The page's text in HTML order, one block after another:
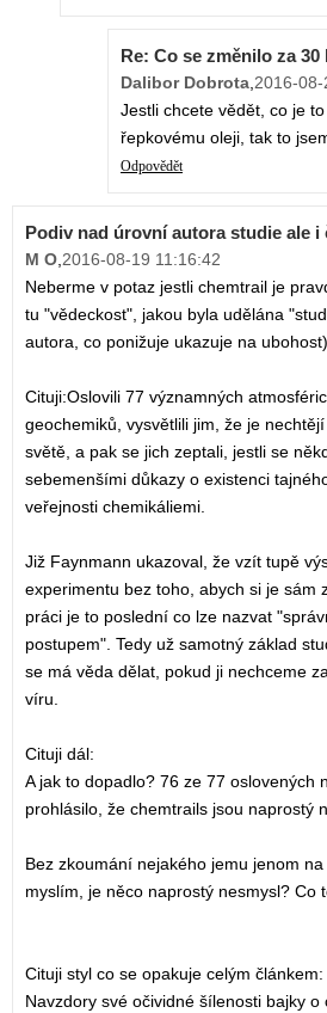
Re: Co se změnilo za 30
Dalibor Dobrota,2016-
Jestli chcete vědět, co je
řepkovému oleji, tak to
Odpovědět
Podiv nad úrovní autora studie ale i
M O,2016-08-19 11:16:42
Neberme v potaz jestli chemtrail je
tu "vědeckost", jakou byla udělána
autora, co ponižuje ukazuje na
Cituji:Oslovili 77 významných
geochemiků, vysvětlili jim, že je
světě, a pak se jich zeptali, jestli se
sebemenšími důkazy o existenci
veřejnosti chemikáliemi.
Již Faynmann ukazoval, že vzít tupě
experimentu bez toho, abych si je sám
práci je to poslední co lze nazvat
postupem". Tedy už samotný základ
se má věda dělat, pokud ji nechceme
víru.
Cituji dál:
A jak to dopadlo? 76 ze 77 oslovených
prohlásilo, že chemtrails jsou naprostý
Bez zkoumání nejakého jemu jenom
myslím, je něco naprostý nesmysl? Co
Cituji styl co se opakuje celým článkem:
Navzdory své očividné šílenosti bajky